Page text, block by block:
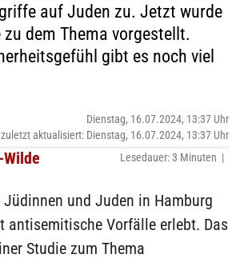
auf Juden zu. Jetzt wurde
dem Thema vorgestellt.
gibt es noch viel
Dienstag, 16.07.2024, 13:37 Uhr
zuletzt aktualisiert: Dienstag, 16.07.2024, 13:37 Uhr
Lesedauer: 3 Minuten |
Jüdinnen und Juden in Hamburg
antisemitische Vorfälle erlebt. Das
Studie zum Thema